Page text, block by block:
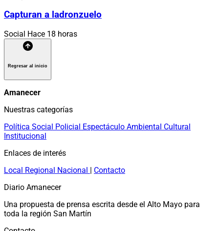
Capturan a ladronzuelo
Social Hace 18 horas
Regresar al inicio
Amanecer
Nuestras categorías
Política Social Policial Espectáculo Ambiental Cultural
Institucional
Enlaces de interés
Local Regional Nacional | Contacto
Diario Amanecer
Una propuesta de prensa escrita desde el Alto Mayo para
toda la región San Martín